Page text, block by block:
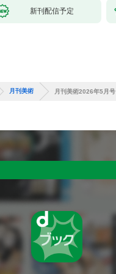
新刊配信予定
月刊美術 月刊美術2026年5月号